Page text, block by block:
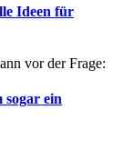
Ideen für
vor der Frage:
sogar ein